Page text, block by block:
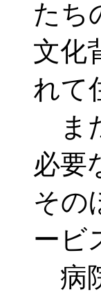
たち
文化
れて
ま
必要
その
ービ
病